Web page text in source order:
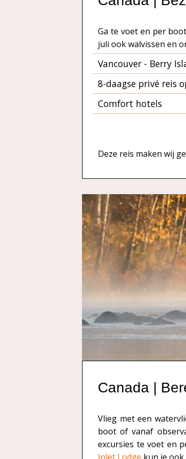
Ga te voet en per
juli ook walvissen en
Vancouver - Berry
8-daagse privé reis
Comfort hotels
Deze reis maken wij
Canada |
Vlieg met een
boot of vanaf
excursies te voet en